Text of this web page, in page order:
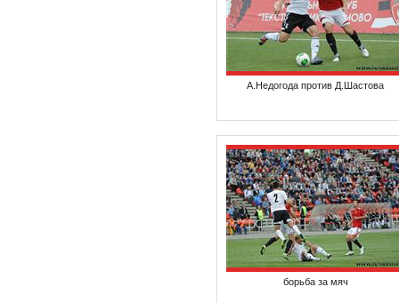
А.Недогода против Д.Шастова
борьба за мяч